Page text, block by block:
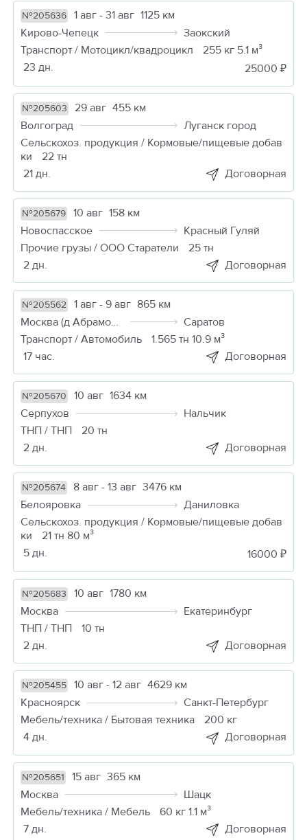
№205636 1 авг - 31 авг 1125 км
Кирово-Чепецк
Заокский
Транспорт / Мотоцикл/квадроцикл
255 кг 5.1 м³
23 дн.
25000 ₽
№205603 29 авг 455 км
Волгоград
Луганск город
Сельскохоз. продукция / Кормовые/пищевые добав
ки
22 тн
21 дн.
Договорная
№205679 10 авг 158 км
Новоспасское
Красный Гуляй
Прочие грузы / ООО Старатели
25 тн
2 дн.
Договорная
№205562 1 авг - 9 авг 865 км
Москва (д Абрамовка)
Саратов
Транспорт / Автомобиль
1.565 тн 10.9 м³
17 час.
Договорная
№205670 10 авг 1634 км
Серпухов
Нальчик
ТНП / ТНП
20 тн
2 дн.
Договорная
№205674 8 авг - 13 авг 3476 км
Белояровка
Даниловка
Сельскохоз. продукция / Кормовые/пищевые добав
ки
21 тн 80 м³
5 дн.
16000 ₽
№205683 10 авг 1780 км
Москва
Екатеринбург
ТНП / ТНП
10 тн
2 дн.
Договорная
№205455 10 авг - 12 авг 4629 км
Красноярск
Санкт-Петербург
Мебель/техника / Бытовая техника
200 кг
4 дн.
Договорная
№205651 15 авг 365 км
Москва
Шацк
Мебель/техника / Мебель
60 кг 1.1 м³
7 дн.
Договорная